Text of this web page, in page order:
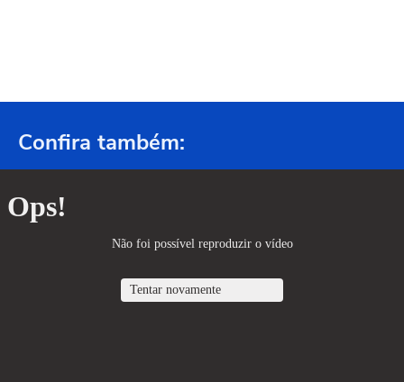
Confira também: